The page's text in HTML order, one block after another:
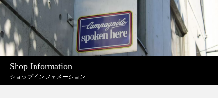
Shop Information
ショップインフォメーション